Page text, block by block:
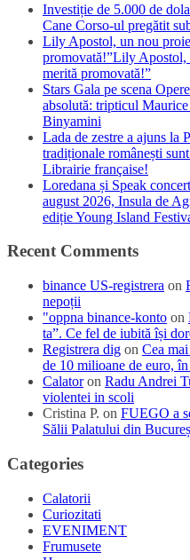
Investiție de 5.000 de
Cane Corso-ul pregătit
Lily Apostol, un nou
promovată!”Lily Apostol,
merită promovată!”
Stars Gala pe scena
absolută: tripticul
Binyamini
Lada de zestre a ajuns la
tradiționale românești
Librairie française!
Loredana și Speak
august 2026, Insula de
ediție Young Island
Recent Comments
binance US-registrera on
nepoții
"oppna binance-konto on
ta”. Ce fel de iubită își
Registrera dig on Cea
de 10 milioane de euro,
Calatoron Radu Andrei
violentei in scoli
Cristina P. on FUEGO a
Sălii Palatului din
Categories
Calatorii
Curiozitati
EVENIMENT
Frumusete